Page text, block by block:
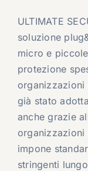
ULTIMATE
soluzione
micro e
protezione
già stato
anche grazie
organizzazioni
impone
stringenti